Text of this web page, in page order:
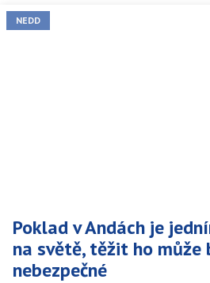
fungování organismu zásadní. Nejde
NEDD
Poklad v Andách je
na světě, těžit ho
nebezpečné